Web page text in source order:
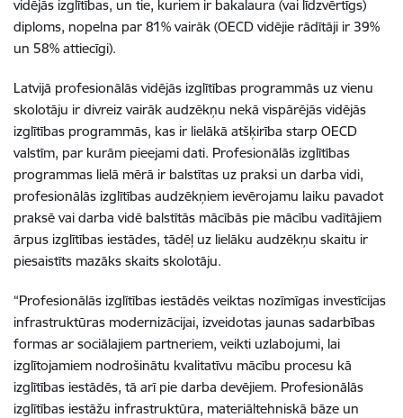
vidējās izglītības, un tie, kuriem ir bakalaura (vai līdzvērtīgs)
diploms, nopelna par 81% vairāk (OECD vidējie rādītāji ir 39%
un 58% attiecīgi).
Latvijā profesionālās vidējās izglītības programmās uz vienu
skolotāju ir divreiz vairāk audzēkņu nekā vispārējās vidējās
izglītības programmās, kas ir lielākā atšķirība starp OECD
valstīm, par kurām pieejami dati. Profesionālās izglītības
programmas lielā mērā ir balstītas uz praksi un darba vidi,
profesionālās izglītības audzēkņiem ievērojamu laiku pavadot
praksē vai darba vidē balstītās mācībās pie mācību vadītājiem
ārpus izglītības iestādes, tādēļ uz lielāku audzēkņu skaitu ir
piesaistīts mazāks skaits skolotāju.
“Profesionālās izglītības iestādēs veiktas nozīmīgas investīcijas
infrastruktūras modernizācijai, izveidotas jaunas sadarbības
formas ar sociālajiem partneriem, veikti uzlabojumi, lai
izglītojamiem nodrošinātu kvalitatīvu mācību procesu kā
izglītības iestādēs, tā arī pie darba devējiem. Profesionālās
izglītības iestāžu infrastruktūra, materiāltehniskā bāze un